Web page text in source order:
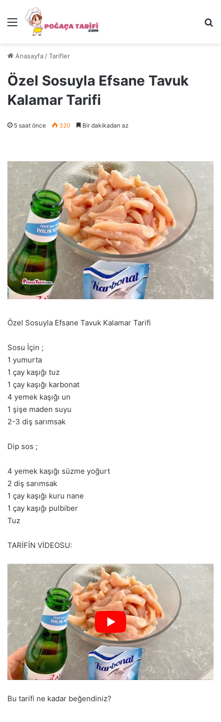
Menü
Anasayfa /Tarifler
Özel Sosuyla Efsane Tavuk
Kalamar Tarifi
5 saat önce 320 Bir dakikadan az
Özel Sosuyla Efsane Tavuk Kalamar Tarifi
Sosu İçin ;
1 yumurta
1 çay kaşığı tuz
1 çay kaşığı karbonat
4 yemek kaşığı un
1 şişe maden suyu
2-3 diş sarımsak
Dip sos ;
4 yemek kaşığı süzme yoğurt
2 diş sarımsak
1 çay kaşığı kuru nane
1 çay kaşığı pulbiber
Tuz
TARİFİN VİDEOSU:
Bu tarifi ne kadar beğendiniz?